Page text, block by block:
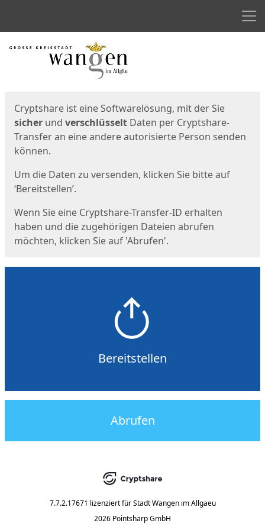
Start
Cryptshare ist eine Softwarelösung, mit der Sie
sicher und verschlüsselt Daten per Cryptshare-
Transfer an eine andere autorisierte Person senden
können.
Um die Daten zu versenden, klicken Sie bitte auf
‘Bereitstellen’.
Wenn Sie eine Cryptshare-Transfer-ID erhalten
haben und die zugehörigen Dateien abrufen
möchten, klicken Sie auf 'Abrufen'.
Bereitstellen
Abrufen
7.7.2.17671 lizenziert für Stadt Wangen im Allgaeu
2026 Pointsharp GmbH